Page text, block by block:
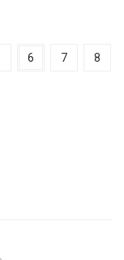
6 7 8